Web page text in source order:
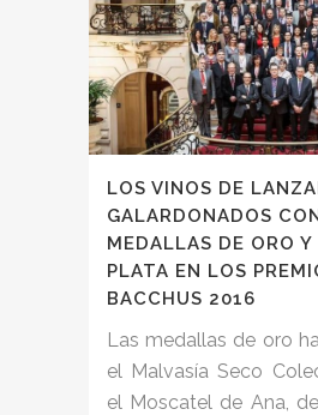
LOS VINOS DE
GALARDONADOS
MEDALLAS DE ORO Y
PLATA EN LOS
BACCHUS 2016
Las medallas de oro
el Malvasía Seco
el Moscatel de Ana,